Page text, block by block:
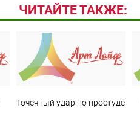
ЧИТАЙТЕ ТАКЖЕ:
Точечный удар по простуде